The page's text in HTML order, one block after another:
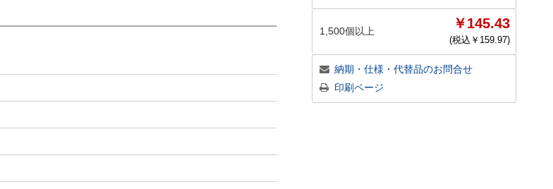
1,500個以上 ￥145.43
(税込￥ 159.97)
納期・仕様・代替品のお問合せ
印刷ページ